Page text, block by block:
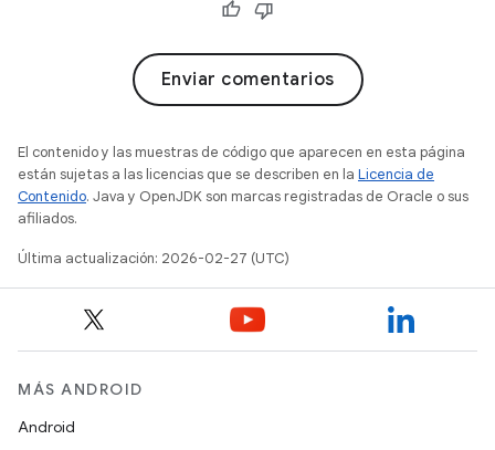
Enviar comentarios
El contenido y las muestras de código que aparecen en esta página
están sujetas a las licencias que se describen en la Licencia de
Contenido. Java y OpenJDK son marcas registradas de Oracle o sus
afiliados.
Última actualización: 2026-02-27 (UTC)
MÁS ANDROID
Android